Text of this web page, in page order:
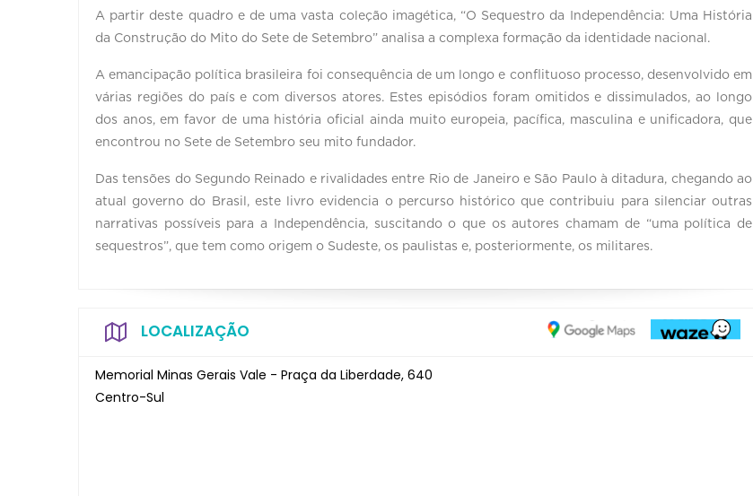
A partir deste quadro e de uma vasta coleção imagética, “O Sequestro da Independência: Uma História
da Construção do Mito do Sete de Setembro” analisa a complexa formação da identidade nacional.
A emancipação política brasileira foi consequência de um longo e conflituoso processo, desenvolvido em
várias regiões do país e com diversos atores. Estes episódios foram omitidos e dissimulados, ao longo
dos anos, em favor de uma história oficial ainda muito europeia, pacífica, masculina e unificadora, que
encontrou no Sete de Setembro seu mito fundador.
Das tensões do Segundo Reinado e rivalidades entre Rio de Janeiro e São Paulo à ditadura, chegando ao
atual governo do Brasil, este livro evidencia o percurso histórico que contribuiu para silenciar outras
narrativas possíveis para a Independência, suscitando o que os autores chamam de “uma política de
sequestros”, que tem como origem o Sudeste, os paulistas e, posteriormente, os militares.
LOCALIZAÇÃO
Memorial Minas Gerais Vale - Praça da Liberdade, 640
Centro-Sul